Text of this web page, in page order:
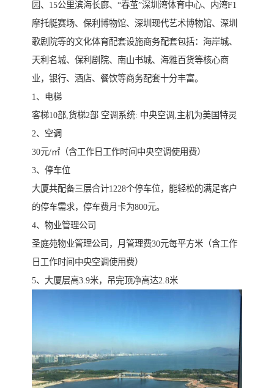
园、15公里滨海长廊、“春茧”深圳湾体育中心、内湾F1
摩托艇赛场、保利博物馆、深圳现代艺术博物馆、深圳
歌剧院等的文化体育配套设施商务配套包括：海岸城、
天利名城、保利剧院、南山书城、海雅百货等核心商
业，银行、酒店、餐饮等商务配套十分丰富。
1、电梯
客梯10部,货梯2部 空调系统: 中央空调,主机为美国特灵
2、空调
30元/㎡（含工作日工作时间中央空调使用费）
3、停车位
大厦共配备三层合计1228个停车位，能轻松的满足客户
的停车需求，停车费月卡为800元。
4、物业管理公司
圣庭苑物业管理公司，月管理费30元每平方米（含工作
日工作时间中央空调使用费）
5、大厦层高3.9米，吊完顶净高达2.8米